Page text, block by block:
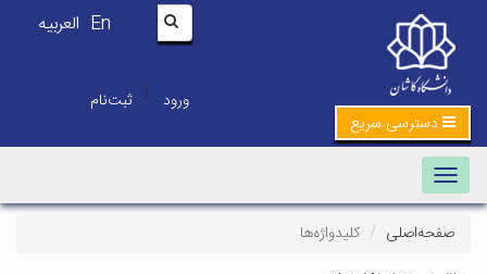
En العربیه
ورود | ثبت‌نام
دسترسی سریع
Toggle navigation
صفحه‌اصلی
کلیدواژه‌ها